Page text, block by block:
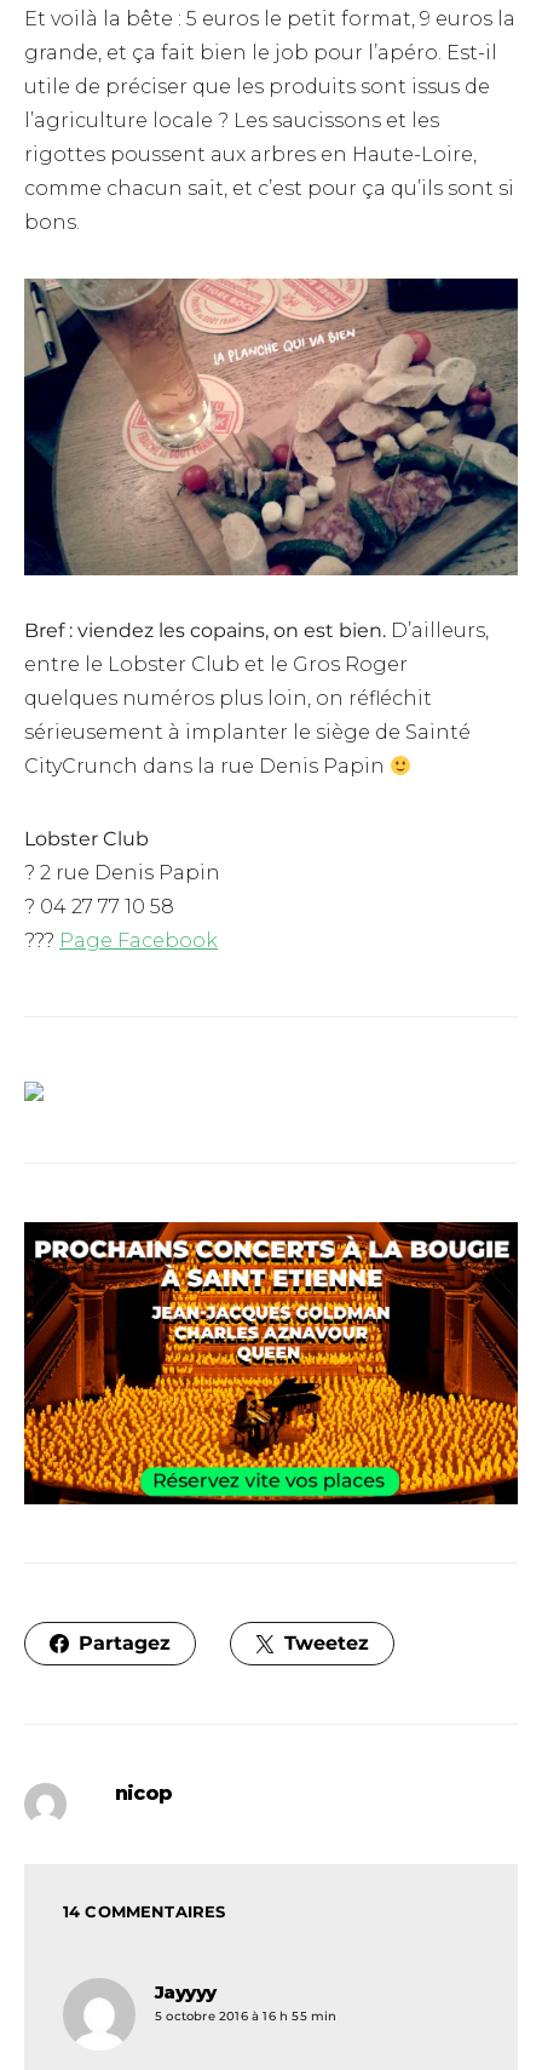
Et voilà la bête : 5 euros le petit format, 9 euros la
grande, et ça fait bien le job pour l’apéro. Est-il
utile de préciser que les produits sont issus de
l’agriculture locale ? Les saucissons et les
rigottes poussent aux arbres en Haute-Loire,
comme chacun sait, et c’est pour ça qu’ils sont si
bons.
Bref : viendez les copains, on est bien. D’ailleurs,
entre le Lobster Club et le Gros Roger
quelques numéros plus loin, on réfléchit
sérieusement à implanter le siège de Sainté
CityCrunch dans la rue Denis Papin
Lobster Club
? 2 rue Denis Papin
? 04 27 77 10 58
??? Page Facebook
Partagez Tweetez
nicop
14 COMMENTAIRES
Jayyyydit :
5 octobre 2016 à 16 h 55 min